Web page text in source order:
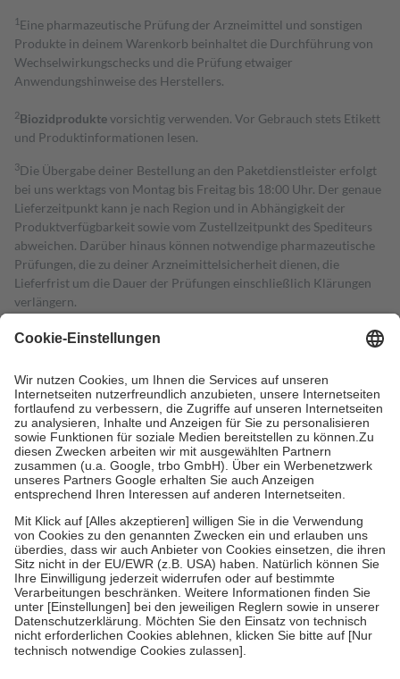
1 Eine pharmazeutische Prüfung der Arzneimittel und sonstigen
Produkte in deinem Warenkorb beinhaltet die Durchführung von
Wechselwirkungschecks und die Prüfung etwaiger
Anwendungshinweise des Herstellers.
2Biozidproduktevorsichtig verwenden. Vor Gebrauch stets Etikett
und Produktinformationen lesen.
3Die Übergabe deiner Bestellung an den Paketdienstleister erfolgt
bei uns werktags von Montag bis Freitag bis 18:00 Uhr. Der genaue
Lieferzeitpunkt kann je nach Region und in Abhängigkeit der
Produktverfügbarkeit sowie vom Zustellzeitpunkt des Spediteurs
abweichen. Darüber hinaus können notwendige pharmazeutische
Prüfungen, die zu deiner Arzneimittelsicherheit dienen, die
Lieferfrist um die Dauer der Prüfungen einschließlich Klärungen
verlängern.
4Für verschreibungspflichtige Medikamente stellt der Arzt ein
gesetzliche Krankenversicherung übernimmt in der Regel die
Kosten dafür, der Versicherte trägt einen Teil davon als Zuzahlung
mit.
Grundsätzlich leisten Mitglieder Zuzahlungen in Höhe von zehn
Prozent des Abgabepreises,mindestensjedochfünf Euro
höchstens zehn Euro.Es sind jedoch nie mehr als die tatsächlichen
Kosten der Leistung zu entrichten.
Diese Regeln gelten grundsätzlich auch für Online-Apotheken.
Bei Heilmitteln und häuslicher Krankenpflege beträgt die
Zuzahlung zehn Prozent der Kosten sowie zehn Euro je
Verordnung.
Um das Engagement der Versicherten für ihre eigene Gesundheit zu
stärken und die besondere Stellung der Familie zu unterstützen,
fallenkeine Zuzahlungenan bei:
• Kindern und Jugendlichen bis zum vollendeten 18. Lebensjahr
mit Ausnahme der Fahrkosten